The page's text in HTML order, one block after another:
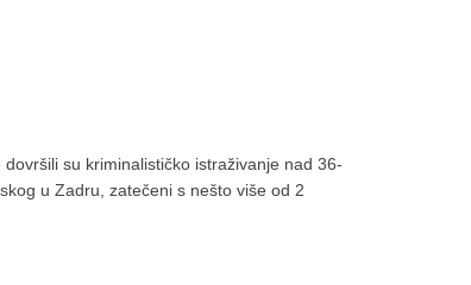
su kriminalističko istraživanje nad 36-
u Zadru, zatečeni s nešto više od 2